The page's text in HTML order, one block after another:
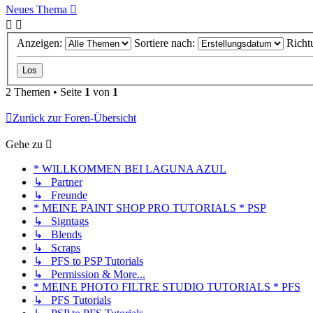
Neues Thema
Anzeigen: Sortiere nach:
2 Themen • Seite 1 von 1
Zurück zur Foren-Übersicht
Gehe zu
* WILLKOMMEN BEI LAGUNA AZUL
↳ Partner
↳ Freunde
* MEINE PAINT SHOP PRO TUTORIALS * PSP
↳ Signtags
↳ Blends
↳ Scraps
↳ PFS to PSP Tutorials
↳ Permission & More...
* MEINE PHOTO FILTRE STUDIO TUTORIALS * PFS
↳ PFS Tutorials